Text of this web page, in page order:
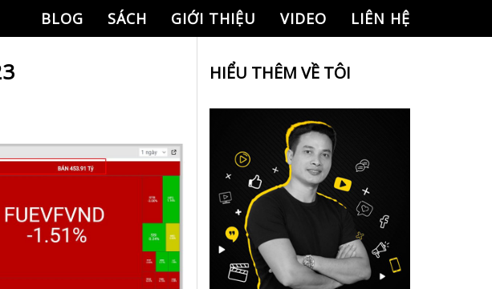
BLOG SÁCH GIỚI THIỆU VIDEO LIÊN HỆ
HIỂU THÊM VỀ TÔI